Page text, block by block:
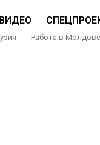
ВИДЕО
Работа в Молдове